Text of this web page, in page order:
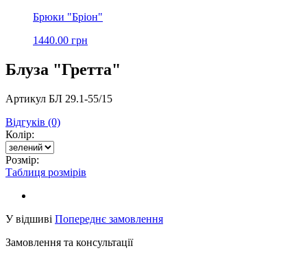
Брюки "Бріон"
1440.00 грн
Блуза "Гретта"
Артикул БЛ 29.1-55/15
Відгуків (0)
Колір:
Розмір:
Таблиця розмірів
У відшиві Попереднє замовлення
Замовлення та консультації